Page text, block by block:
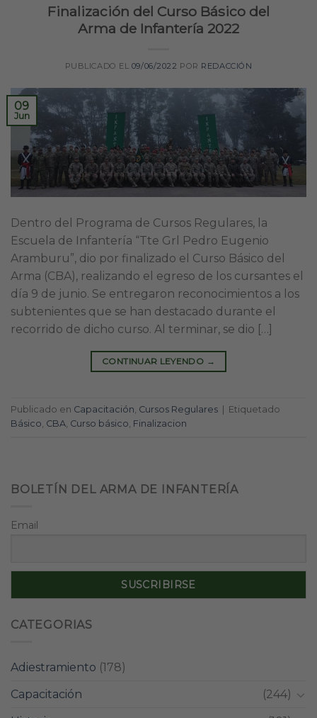
Finalización del Curso Básico del
Arma de Infantería 2022
PUBLICADO EL 09/06/2022 POR REDACCIÓN
09
Jun
Dentro del Programa de Cursos Regulares, la
Escuela de Infantería “Tte Grl Pedro Eugenio
Aramburu”, dio por finalizado el Curso Básico del
Arma (CBA), realizando el egreso de los cursantes el
día 9 de junio. Se entregaron reconocimientos a los
subtenientes que se han destacado durante el
recorrido de dicho curso. Al terminar, se dio […]
CONTINUAR LEYENDO →
Publicado en Capacitación Cursos Regulares
Etiquetado
Básico CBA Curso básico Finalizacion
BOLETÍN DEL ARMA DE INFANTERÍA
Email
CATEGORIAS
Adiestramiento (178)
Capacitación
(244)